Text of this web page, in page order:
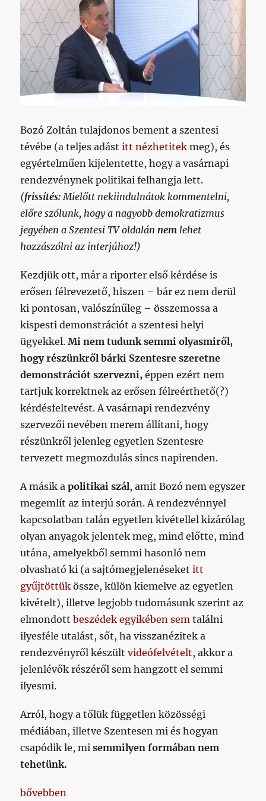
Bozó Zoltán tulajdonos bement a szentesi
tévébe (a teljes adástitt nézhetitek meg), és
egyértelműen kijelentette, hogy a vasárnapi
rendezvénynek politikai felhangja lett.
(frissítés:Mielőtt nekiindulnátok kommentelni,
előre szólunk, hogy a nagyobb demokratizmus
jegyében a Szentesi TV oldalánnem lehet
hozzászólni az interjúhoz!)
Kezdjük ott, már a riporter első kérdése is
erősen félrevezető, hiszen – bár ez nem derül
ki pontosan, valószínűleg – összemossa a
kispesti demonstrációt a szentesi helyi
ügyekkel.Mi nem tudunk semmi olyasmiről,
hogy részünkről bárki Szentesre szeretne
demonstrációt szervezni,éppen ezért nem
tartjuk korrektnek az erősen félreérthető(?)
kérdésfeltevést. A vasárnapi rendezvény
szervezői nevében merem állítani, hogy
részünkről jelenleg egyetlen Szentesre
tervezett megmozdulás sincs napirenden.
A másik apolitikai szál, amit Bozó nem egyszer
megemlít az interjú során. A rendezvénnyel
kapcsolatban talán egyetlen kivétellel kizárólag
olyan anyagok jelentek meg, mind előtte, mind
utána, amelyekből semmi hasonló nem
olvasható ki (a sajtómegjelenéseketitt
gyűjtöttük össze, külön kiemelve az egyetlen
kivételt), illetve legjobb tudomásunk szerint az
elmondottbeszédek egyikében sem találni
ilyesféle utalást, sőt, ha visszanézitek a
rendezvényről készültvideófelvételt, akkor a
jelenlévők részéről sem hangzott el semmi
ilyesmi.
Arról, hogy a tőlük független közösségi
médiában, illetve Szentesen mi és hogyan
csapódik le, misemmilyen formában nem
tehetünk.
„Keresd a poltikai szálat! (Mert mi nem találjuk.)”
bővebben